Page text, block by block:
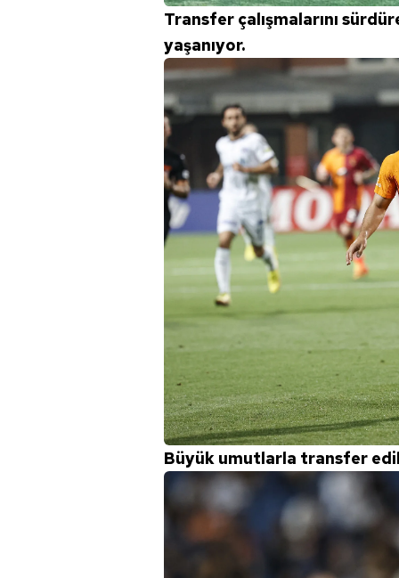
Transfer çalışmalarını
yaşanıyor.
Büyük umutlarla transfer